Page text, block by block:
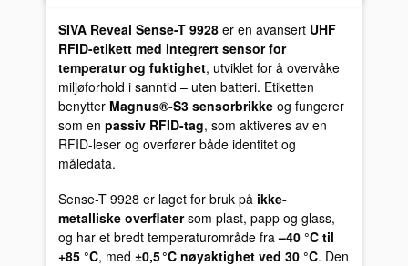
SIVA Reveal Sense-T 9928 er en avansert UHF
RFID-etikett med integrert sensor for
temperatur og fuktighet, utviklet for å overvåke
miljøforhold i sanntid – uten batteri. Etiketten
benytter Magnus®-S3 sensorbrikke og fungerer
som enpassiv RFID-tag, som aktiveres av en
RFID-leser og overfører både identitet og
måledata.
Sense-T 9928 er laget for bruk på ikke-
metalliske overflatersom plast, papp og glass,
og har et bredt temperaturområde fra–40 °C til
+85 °C, med±0,5 °C nøyaktighet ved 30 °C. Den